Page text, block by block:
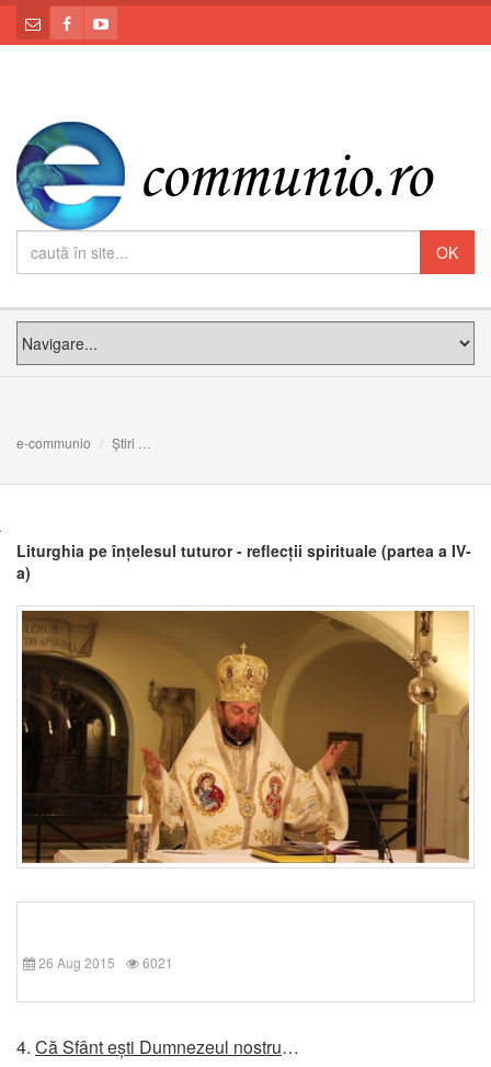
e-communio Știri
Liturghia pe înțelesul tuturor - reflecții spirituale (partea a IV-
a)
26 Aug 2015 6021
4. Că Sfânt ești Dumnezeul nostru…